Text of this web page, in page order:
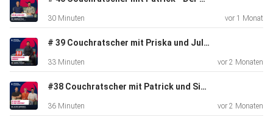
30 Minuten vor 1 Monat
# 39 Couchratscher mit Priska und Julia - Wahlen
33 Minuten vor 2 Monaten
#38 Couchratscher mit Patrick und Simon - Die Gen Z und die neue Arbeitswelt
36 Minuten vor 2 Monaten